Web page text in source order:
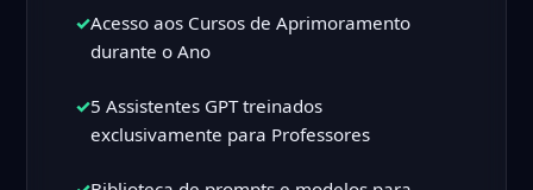
✓Acesso aos Cursos de Aprimoramento
durante o Ano
✓5 Assistentes GPT treinados
exclusivamente para Professores